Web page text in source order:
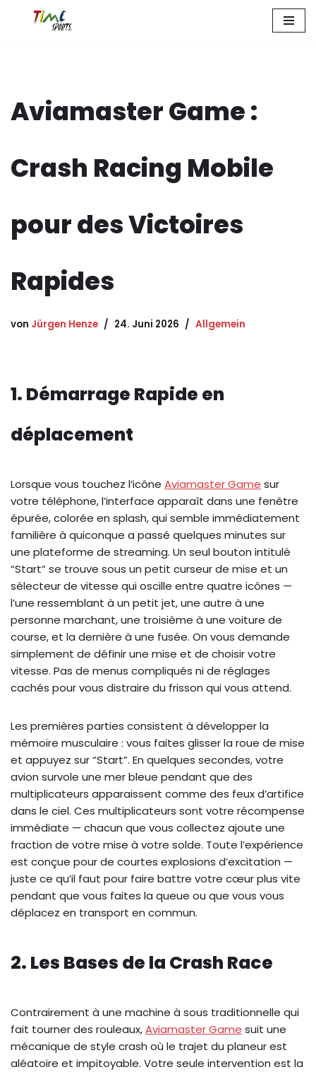
Aviamaster Game :
Crash Racing Mobile
pour des Victoires
Rapides
von Jürgen Henze 24. Juni 2026 Allgemein
1. Démarrage Rapide en
déplacement
Lorsque vous touchez l’icône Aviamaster Game sur
votre téléphone, l’interface apparaît dans une fenêtre
épurée, colorée en splash, qui semble immédiatement
familière à quiconque a passé quelques minutes sur
une plateforme de streaming. Un seul bouton intitulé
“Start” se trouve sous un petit curseur de mise et un
sélecteur de vitesse qui oscille entre quatre icônes —
l’une ressemblant à un petit jet, une autre à une
personne marchant, une troisième à une voiture de
course, et la dernière à une fusée. On vous demande
simplement de définir une mise et de choisir votre
vitesse. Pas de menus compliqués ni de réglages
cachés pour vous distraire du frisson qui vous attend.
Les premières parties consistent à développer la
mémoire musculaire : vous faites glisser la roue de mise
et appuyez sur “Start”. En quelques secondes, votre
avion survole une mer bleue pendant que des
multiplicateurs apparaissent comme des feux d’artifice
dans le ciel. Ces multiplicateurs sont votre récompense
immédiate — chacun que vous collectez ajoute une
fraction de votre mise à votre solde. Toute l’expérience
est conçue pour de courtes explosions d’excitation —
juste ce qu’il faut pour faire battre votre cœur plus vite
pendant que vous faites la queue ou que vous vous
déplacez en transport en commun.
2. Les Bases de la Crash Race
Contrairement à une machine à sous traditionnelle qui
fait tourner des rouleaux,Aviamaster Game suit une
mécanique de style crash où le trajet du planeur est
aléatoire et impitoyable. Votre seule intervention est la